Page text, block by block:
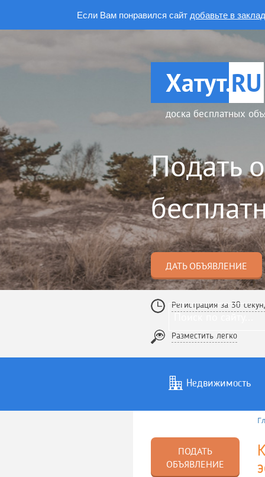
Если Вам понравился сайт добавьте в
Хатут.RU
доска бесплатных
Подать
ДАТЬ ОБЪЯВЛЕНИЕ
Регистрация за 30
Разместить легко
Недвижимость
Услуги
ПОДАТЬ
ОБЪЯВЛЕНИЕ